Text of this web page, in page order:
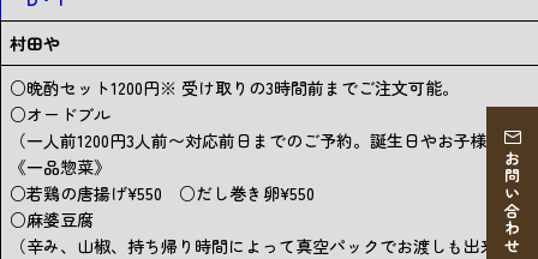
お問い合わせ
村田や
○晩酌セット1200円※ 受け取りの3時間前までご注文可能。
○オードブル
（一人前1200円3人前〜対応前日までのご予約。誕生日やお子様の集
《一品惣菜》
○若鶏の唐揚げ¥550 ○だし巻き卵¥550
○麻婆豆腐
（辛み、山椒、持ち帰り時間によって真空パックでお渡しも出来ます